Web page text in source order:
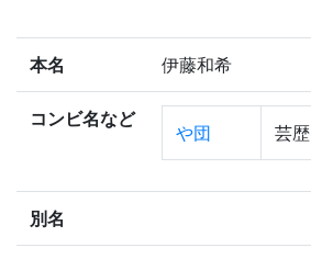
本名 伊藤和希
コンビ名など
や団 芸歴
別名